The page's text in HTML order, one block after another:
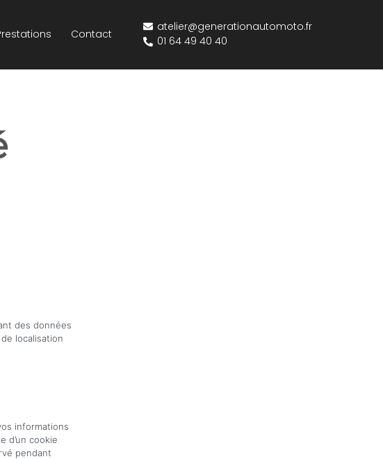
Contact
atelier@generationautomoto.fr
01 64 49 40 40
des données
localisation
informations
d’un cookie
pendant